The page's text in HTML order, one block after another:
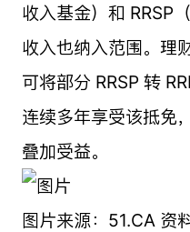
收入基金）和 RRSP
收入也纳入范围。理
可将部分 RRSP 转
连续多年享受该抵免
叠加受益。
图片来源：51.CA 资